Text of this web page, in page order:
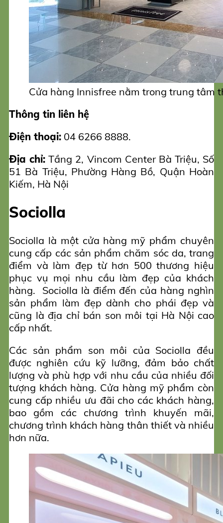
Cửa hàng Innisfree nằm trong trung tâm
Thông tin liên hệ
Điện thoại: 04 6266 8888.
Địa chỉ: Tầng 2, Vincom Center Bà Triệu, Số
51 Bà Triệu, Phường Hàng Bồ, Quận Hoàn
Kiếm, Hà Nội
Sociolla
Sociolla là một cửa hàng mỹ phẩm chuyên
cung cấp các sản phẩm chăm sóc da, trang
điểm và làm đẹp từ hơn 500 thương hiệu
phục vụ mọi nhu cầu làm đẹp của khách
hàng. Sociolla là điểm đến của hàng nghìn
sản phẩm làm đẹp dành cho phái đẹp và
cũng là địa chỉ bán son môi tại Hà Nội cao
cấp nhất.
Các sản phẩm son môi của Sociolla đều
được nghiên cứu kỹ lưỡng, đảm bảo chất
lượng và phù hợp với nhu cầu của nhiều đối
tượng khách hàng. Cửa hàng mỹ phẩm còn
cung cấp nhiều ưu đãi cho các khách hàng,
bao gồm các chương trình khuyến mãi,
chương trình khách hàng thân thiết và nhiều
hơn nữa.